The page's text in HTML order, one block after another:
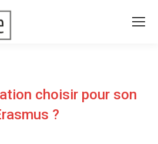
choisir pour son
?